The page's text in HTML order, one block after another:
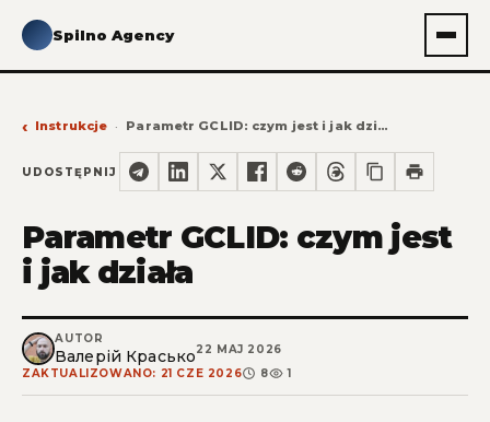
Spilno Agency
Instrukcje Parametr GCLID: czym jest i jak działa
UDOSTĘPNIJ
Parametr GCLID: czym jest
i jak działa
AUTOR
Валерій Красько22 MAJ 2026
ZAKTUALIZOWANO: 21 CZE 2026
8 1